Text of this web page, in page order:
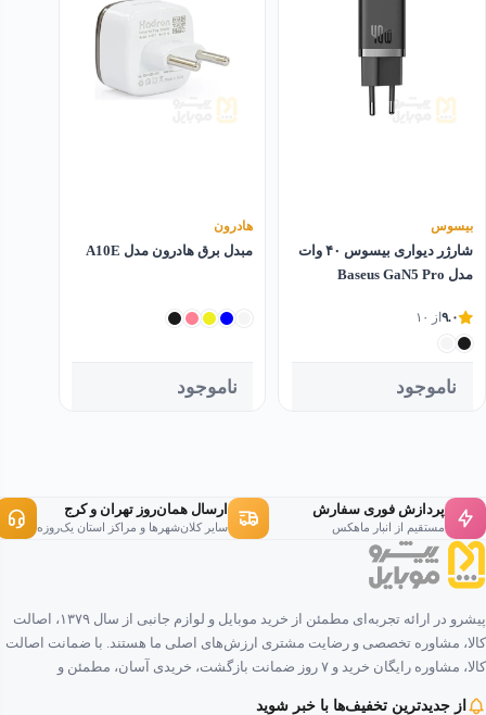
بیسوس
شارژر دیواری بیسوس ۴۰ وات
مدل Baseus GaN5 Pro
۹.۰از ۱۰
ناموجود
هادرون
مبدل برق هادرون مدل A10E
ناموجود
پردازش فوری سفارش
مستقیم از انبار ماهکس
ارسال همان‌روز تهران و کرج
سایر کلان‌شهرها و مراکز استان یک‌روزه
پیشرو در ارائه تجربه‌ای مطمئن از خرید موبایل و لوازم جانبی از سال ۱۳۷۹، اصالت
کالا، مشاوره تخصصی و رضایت مشتری ارزش‌های اصلی ما هستند. با ضمانت اصالت
کالا، مشاوره رایگان خرید و ۷ روز ضمانت بازگشت، خریدی آسان، مطمئن و
از جدیدترین تخفیف‌ها با خبر شوید